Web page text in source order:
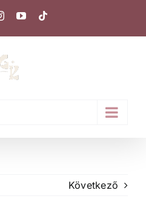
InstagramYouTube
Következő